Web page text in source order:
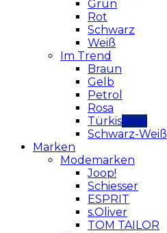
Grün
Rot
Schwarz
Weiß
Im Trend
Braun
Gelb
Petrol
Rosa
Türkis
Schwarz-Weiß
Marken
Modemarken
Joop!
Schiesser
ESPRIT
s.Oliver
TOM TAILOR